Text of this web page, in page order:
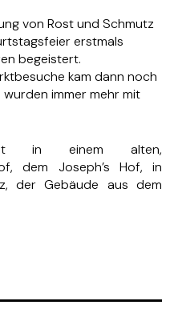
von Rost und Schmutz
erstmals
begeistert.
kam dann noch
immer mehr mit
in einem alten,
dem Joseph’s Hof, in
der Gebäude aus dem